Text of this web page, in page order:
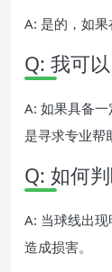
A: 是的，如果
Q: 我可
A: 如果具备
是寻求专业帮
Q: 如何
A: 当球线出
造成损害。